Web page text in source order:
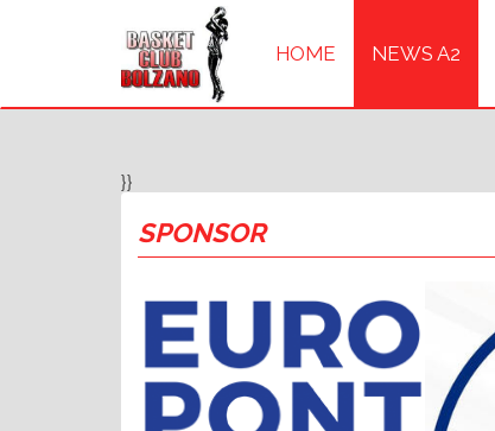
HOME NEWS A2
}}
SPONSOR